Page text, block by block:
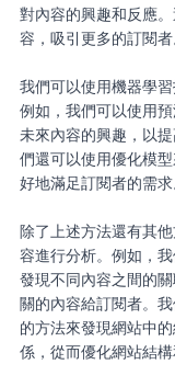
對內容的興趣和反應
容，吸引更多的訂閱者
我們可以使用機器學習
例如，我們可以使用
未來內容的興趣，以
們還可以使用優化模
好地滿足訂閱者的需求
除了上述方法還有其
容進行分析。例如，
發現不同內容之間的
關的內容給訂閱者。
的方法來發現網站中
係，從而優化網站結構